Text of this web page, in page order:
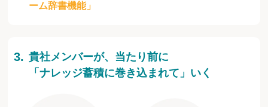
ーム辞書機能」
貴社メンバーが、当たり前に
「ナレッジ蓄積に巻き込まれて」いく